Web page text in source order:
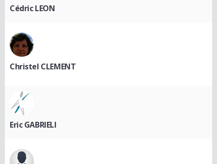
Cédric LEON
Christel CLEMENT
Eric GABRIELI